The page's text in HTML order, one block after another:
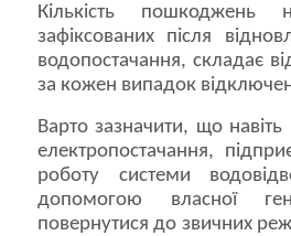
Кількість пошкоджень
зафіксованих після
водопостачання, складає
за кожен випадок
Варто зазначити, що навіть
електропостачання,
роботу системи
допомогою власної
повернутися до звичних